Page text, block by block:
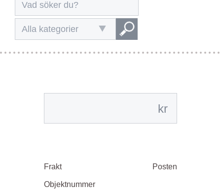
Alla kategorier
kr
Frakt Posten
Objektnummer